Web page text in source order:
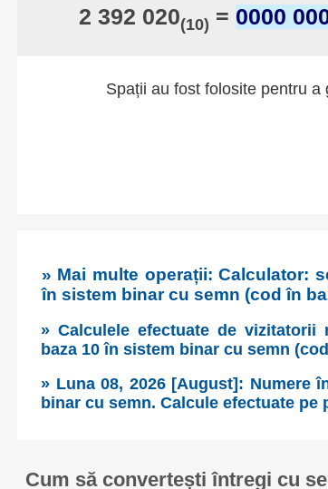
2 392 020(10) = 0000
Spații au fost folosite pentru
» Mai multe operații: Calculator:
în sistem binar cu semn (cod în
» Calculele efectuate de
baza 10 în sistem binar cu semn
» Luna 08, 2026 [August]: Numere
binar cu semn. Calcule efectuate
Cum să convertești întregi cu